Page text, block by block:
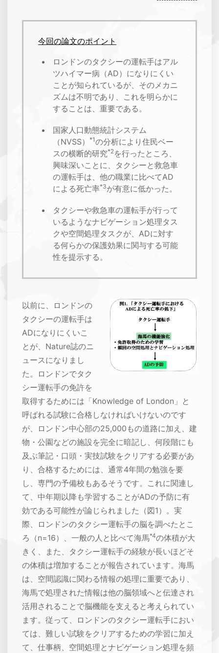
今回の論文のポイント
ロンドンのタクシーの運転手はアル
ツハイマー病（AD）になりにくい
ことが知られているが、そのメカニ
ズムは不明であり、これを明らかに
することは、重要である。
国家人口動態統計システム
（NVSS）
*1の分析により住民ベー
スの横断的研究*2を行ったところ、
興味深いことに、タクシーと救急車
の運転手は、他の職業に比べてAD
による死亡率*3が有意に低かった。
タクシーや救急車の運転手が行って
いるようなナビゲーション処理タス
クや空間処理タスクが、ADに対す
る何らかの保護効果に関与する可能
性を提示する。
以前に、ロンドンの
タクシーの運転手は
ADになりにくいこ
とが、Nature誌のニ
ュースになりまし
た。ロンドンでタク
シー運転手の免許を
取得するためには「Knowledge of London」と
呼ばれる試験に合格しなければいけないのです
が、ロンドン中心部の25,000もの道路に加え、建
物・公園などの施設を完全に暗記し、何段階にも
及ぶ筆記・口頭・実技試験をクリアする必要があ
り、合格するためには、通常4年間の勉強を要
し、専門の予備校もあるそうです。これに関連し
て、中年期以降も学習することがADの予防に有
効である可能性が論じられました（図1）。実
際、ロンドンのタクシー運転手の脳を調べたとこ
ろ（n=16）、一般の人と比べて海馬*4の体積が大
きく、また、タクシー運転手の経験が長いほどそ
の体積は増加することが報告されています。海馬
は、空間認識に関わる情報の処理に重要であり、
海馬で処理された情報は他の脳領域へと伝達され
活用されることで脳機能を支えると考えられてい
ます。従って、ロンドンのタクシー運転手におい
ては、難しい試験をクリアするための学習に加え
て、仕事柄、空間処理とナビゲーション処理を頻